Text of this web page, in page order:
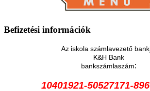
Befizetési információk
Az iskola számlavezető
K&H Bank
bankszámlaszám:
10401921-50527171-